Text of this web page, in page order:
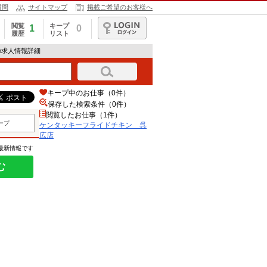
問 サイトマップ 掲載ご希望のお客様へ
閲覧
履歴
1
キープ
リスト
0
ログイン
人情報詳細
プ
新情報です
キープ中のお仕事（0件）
保存した検索条件（0件）
閲覧したお仕事（1件）
ケンタッキーフライドチキン 呉
広店